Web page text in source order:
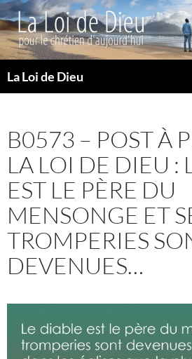
La Loi de Dieu
B0573 – POST À
LA LOI DE DIEU :
EST LE PÈRE DU
MENSONGE ET
TROMPERIES
DEVENUES…